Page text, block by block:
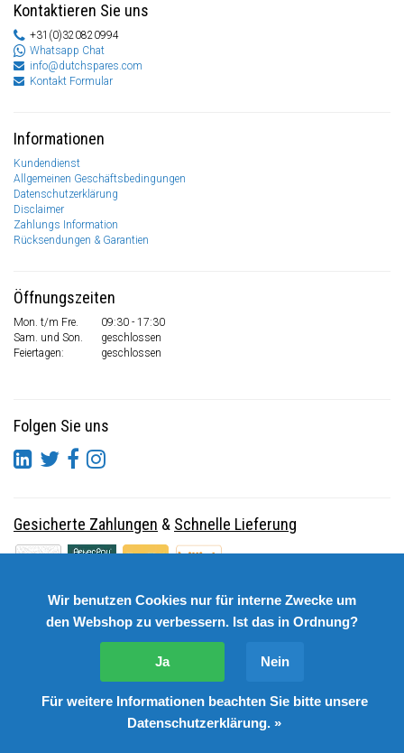
Kontaktieren Sie uns
+31(0)320820994
Whatsapp Chat
info@dutchspares.com
Kontakt Formular
Informationen
Kundendienst
Allgemeinen Geschäftsbedingungen
Datenschutzerklärung
Disclaimer
Zahlungs Information
Rücksendungen & Garantien
Öffnungszeiten
Mon. t/m Fre.
09:30 - 17:30
Sam. und Son.
geschlossen
Feiertagen:
geschlossen
Folgen Sie uns
Gesicherte Zahlungen & Schnelle Lieferung
© Copyright 2026 DutchSpares B.V. - Design byWebdinge.nl
DutchSpares B.V. word beoordeeld met: 9,9/10 (2541
Wir benutzen Cookies nur für interne Zwecke um
den Webshop zu verbessern. Ist das in Ordnung?
Ja Nein
Für weitere Informationen beachten Sie bitte unsere
Datenschutzerklärung. »